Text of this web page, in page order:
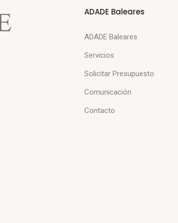
ADADE Baleares
ADADE Baleares
Servicios
Solicitar Presupuesto
Comunicación
Contacto